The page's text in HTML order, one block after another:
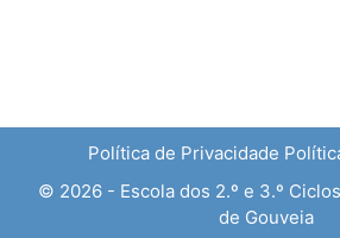
Política de Privacidade
© 2026 - Escola dos 2.º e 3.º
de Gouveia